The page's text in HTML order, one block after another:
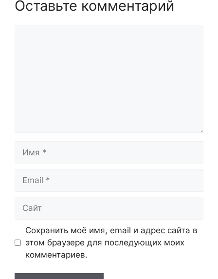
Оставьте комментарий
Сохранить моё имя, email и адрес сайта в
этом браузере для последующих моих
комментариев.